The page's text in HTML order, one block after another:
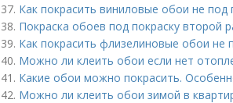
37. Как покрасить виниловые обои не
38. Покраска обоев под покраску второй
39. Как покрасить флизелиновые обои не
40. Можно ли клеить обои если нет
41. Какие обои можно покрасить.
42. Можно ли клеить обои зимой в